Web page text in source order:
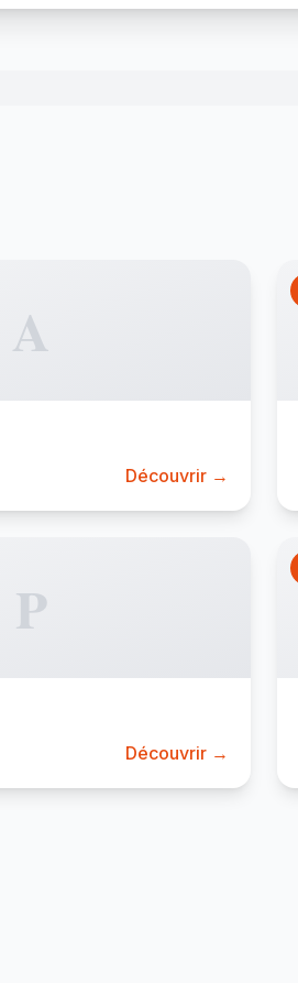
A
Découvrir →
P
Découvrir →